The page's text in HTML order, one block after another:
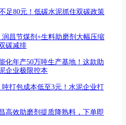
足80元！低碳水泥抓住双碳政策
昌节煤剂+生料助磨剂大幅压缩
碳减排
化年产50万吨生产基地！这款助
企业极限控本
打包成本低至3元！水泥企业打
高效助磨剂提质降熟料，下单即